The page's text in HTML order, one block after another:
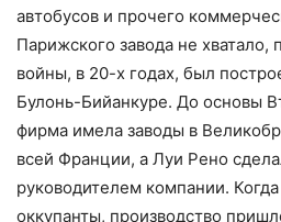
автобусов и прочего
Парижского завода не хватало,
войны, в 20-х годах, был
Булонь-Бийанкуре. До основы
фирма имела заводы в
всей Франции, а Луи Рено
руководителем компании.
оккупанты, производство